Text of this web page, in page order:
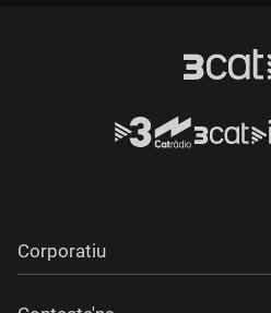
Corporatiu